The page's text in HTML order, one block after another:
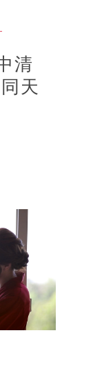
清
天